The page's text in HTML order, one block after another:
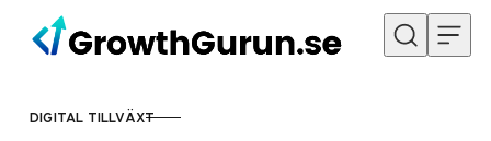
Hoppa till innehåll
KATEGORI
DIGITAL TILLVÄXT